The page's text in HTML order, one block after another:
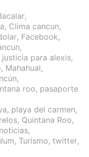
,
, Clima cancun,
, Facebook,
,
justicia para alexis,
, Mahahual,
,
roo, pasaporte
, playa del carmen,
, Quintana Roo,
,
, Turismo, twitter,